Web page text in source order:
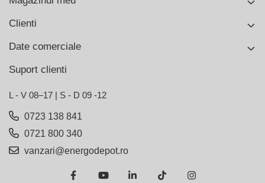
Clienti
Date comerciale
Suport clienti
L - V 08–17 | S - D 09 -12
0723 138 841
0721 800 340
vanzari@energodepot.ro